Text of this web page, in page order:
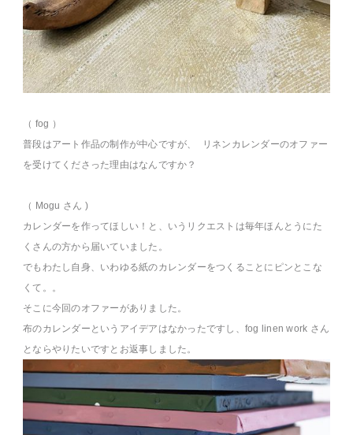
（ fog ）
普段はアート作品の制作が中心ですが、 リネンカレンダーのオファー
を受けてくださった理由はなんですか？
（ Mogu さん )
カレンダーを作ってほしい！と、いうリクエストは毎年ほんとうにた
くさんの方から届いていました。
でもわたし自身、いわゆる紙のカレンダーをつくることにピンとこな
くて。。
そこに今回のオファーがありました。
布のカレンダーというアイデアはなかったですし、fog linen work さん
とならやりたいですとお返事しました。